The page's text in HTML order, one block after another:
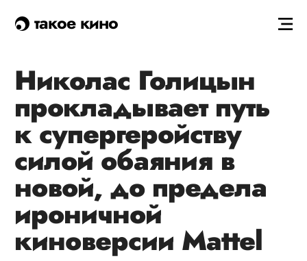
такое кино
Николас Голицын
прокладывает путь
к супергеройству
силой обаяния в
новой, до предела
ироничной
киноверсии Mattel